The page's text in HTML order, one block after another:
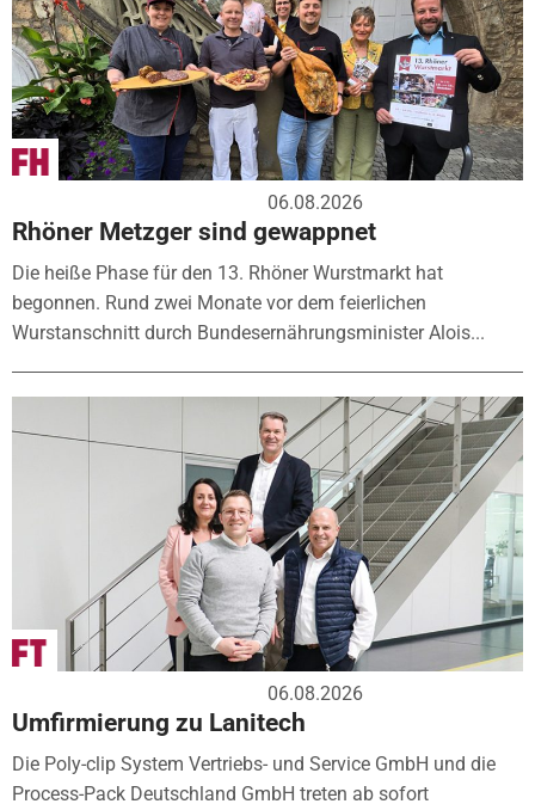
06.08.2026
Rhöner Metzger sind gewappnet
Die heiße Phase für den 13. Rhöner Wurstmarkt hat
begonnen. Rund zwei Monate vor dem feierlichen
Wurstanschnitt durch Bundesernährungsminister Alois...
06.08.2026
Umfirmierung zu Lanitech
Die Poly-clip System Vertriebs- und Service GmbH und die
Process-Pack Deutschland GmbH treten ab sofort